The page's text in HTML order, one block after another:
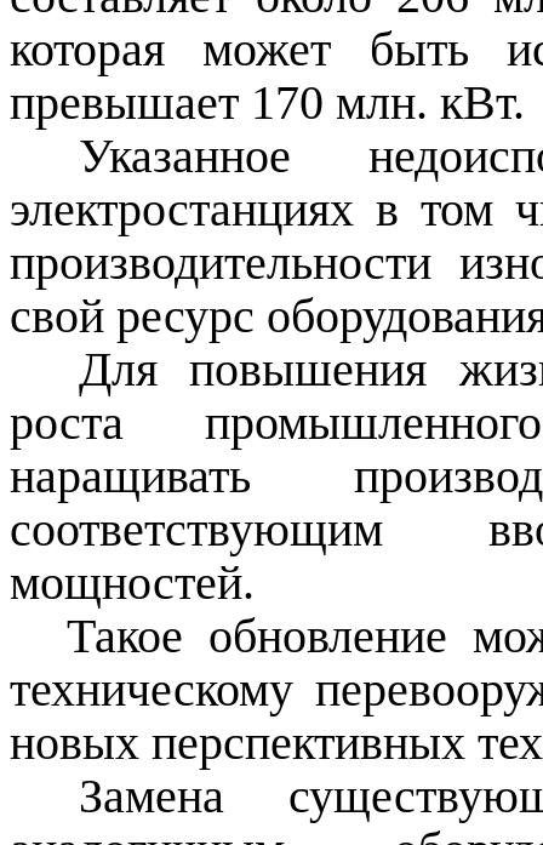
которая может быть
превышает 170 млн. кВт.
Указанное
электростанциях в том
производительности
свой ресурс
Для повышения
роста
наращивать
соответствующим
мощностей.
Такое обновление
техническому
новых перспективных
Замена